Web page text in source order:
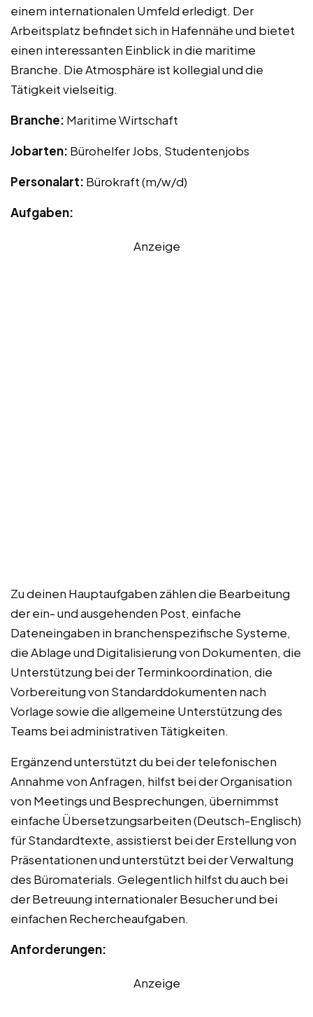
einem internationalen Umfeld erledigt. Der
Arbeitsplatz befindet sich in Hafennähe und bietet
einen interessanten Einblick in die maritime
Branche. Die Atmosphäre ist kollegial und die
Tätigkeit vielseitig.
Branche: Maritime Wirtschaft
Jobarten: Bürohelfer Jobs, Studentenjobs
Personalart: Bürokraft (m/w/d)
Aufgaben:
Anzeige
Zu deinen Hauptaufgaben zählen die Bearbeitung
der ein- und ausgehenden Post, einfache
Dateneingaben in branchenspezifische Systeme,
die Ablage und Digitalisierung von Dokumenten, die
Unterstützung bei der Terminkoordination, die
Vorbereitung von Standarddokumenten nach
Vorlage sowie die allgemeine Unterstützung des
Teams bei administrativen Tätigkeiten.
Ergänzend unterstützt du bei der telefonischen
Annahme von Anfragen, hilfst bei der Organisation
von Meetings und Besprechungen, übernimmst
einfache Übersetzungsarbeiten (Deutsch-Englisch)
für Standardtexte, assistierst bei der Erstellung von
Präsentationen und unterstützt bei der Verwaltung
des Büromaterials. Gelegentlich hilfst du auch bei
der Betreuung internationaler Besucher und bei
einfachen Rechercheaufgaben.
Anforderungen:
Anzeige